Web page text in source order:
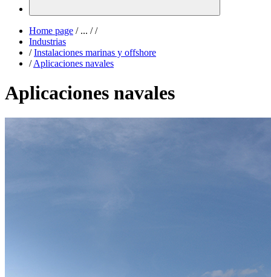
Home page /... / /
Industrias
/ Instalaciones marinas y offshore
/ Aplicaciones navales
Aplicaciones navales